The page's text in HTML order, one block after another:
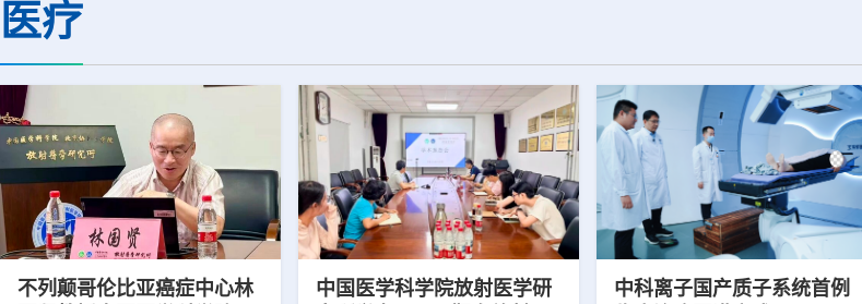
医疗
不列颠哥伦比亚癌症中心林
中国医学科学院放射医学研
中科离子国产质子系统首例